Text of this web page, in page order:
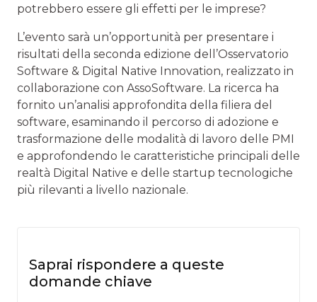
potrebbero essere gli effetti per le imprese?
L’evento sarà un’opportunità per presentare i
risultati della seconda edizione dell’Osservatorio
Software & Digital Native Innovation, realizzato in
collaborazione con AssoSoftware. La ricerca ha
fornito un’analisi approfondita della filiera del
software, esaminando il percorso di adozione e
trasformazione delle modalità di lavoro delle PMI
e approfondendo le caratteristiche principali delle
realtà Digital Native e delle startup tecnologiche
più rilevanti a livello nazionale.
Saprai rispondere a queste
domande chiave